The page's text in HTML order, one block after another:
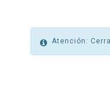
Atención: